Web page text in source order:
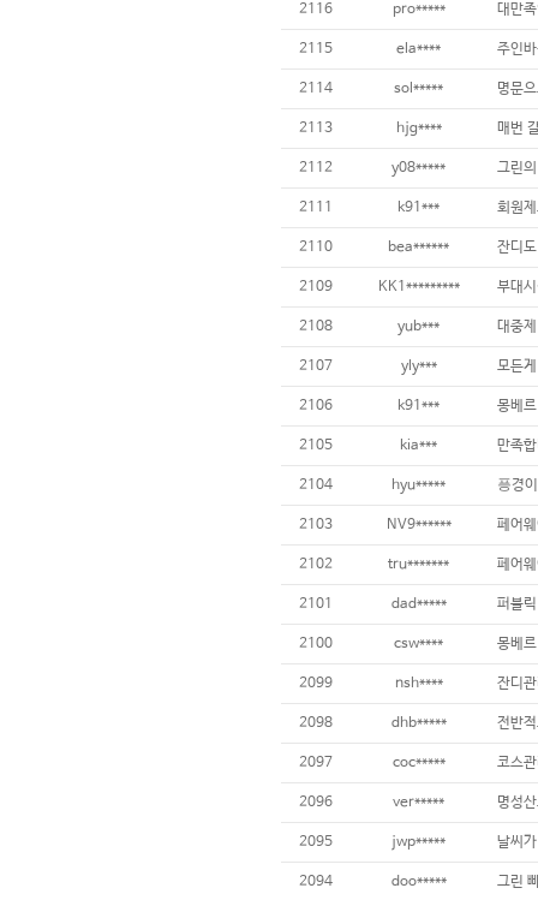
2116 pro***** 대만
2115 ela****
2114 sol***** 명문
2113 hjg****
2112 y08*****
2111 k91***
2110 bea****** 잔디
2109 KK1*********
2108 yub***
2107 yly***
2106 k91***
2105 kia*** 만족
2104 hyu***** 픙경
2103 NV9****** 페어
2102 tru*******
2101 dad*****
2100 csw****
2099 nsh****
2098 dhb*****
2097 coc***** 코스
2096 ver*****
2095 jwp*****
2094 doo***** 그린